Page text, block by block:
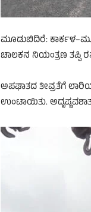
ಮೂಡುಬಿದಿರೆ:
ಚಾಲಕನ ನಿಯಂತ್ರಣ ತಪ್ಪಿ
ಅಪಘಾತದ ತೀವ್ರತೆಗೆ
ಉಂಟಾಯಿತು.